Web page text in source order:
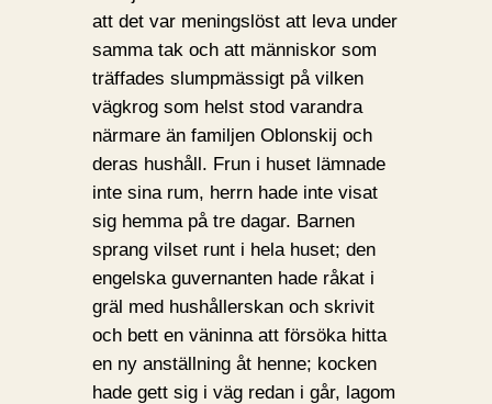
att det var meningslöst att leva under
samma tak och att människor som
träffades slumpmässigt på vilken
vägkrog som helst stod varandra
närmare än familjen Oblonskij och
deras hushåll. Frun i huset lämnade
inte sina rum, herrn hade inte visat
sig hemma på tre dagar. Barnen
sprang vilset runt i hela huset; den
engelska guvernanten hade råkat i
gräl med hushållerskan och skrivit
och bett en väninna att försöka hitta
en ny anställning åt henne; kocken
hade gett sig i väg redan i går, lagom